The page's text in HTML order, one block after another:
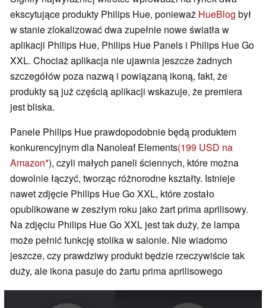
ekscytujące produkty Philips Hue, ponieważ HueBlog był
w stanie zlokalizować dwa zupełnie nowe światła w
aplikacji Philips Hue, Philips Hue Panels i Philips Hue Go
XXL. Chociaż aplikacja nie ujawnia jeszcze żadnych
szczegółów poza nazwą i powiązaną ikoną, fakt, że
produkty są już częścią aplikacji wskazuje, że premiera
jest bliska.
Panele Philips Hue prawdopodobnie będą produktem
konkurencyjnym dla Nanoleaf Elements(199 USD na
Amazon ), czyli małych paneli ściennych, które można
dowolnie łączyć, tworząc różnorodne kształty. Istnieje
nawet zdjęcie Philips Hue Go XXL, które zostało
opublikowane w zeszłym roku jako żart prima aprilisowy.
Na zdjęciu Philips Hue Go XXL jest tak duży, że lampa
może pełnić funkcję stolika w salonie. Nie wiadomo
jeszcze, czy prawdziwy produkt będzie rzeczywiście tak
duży, ale ikona pasuje do żartu prima aprilisowego